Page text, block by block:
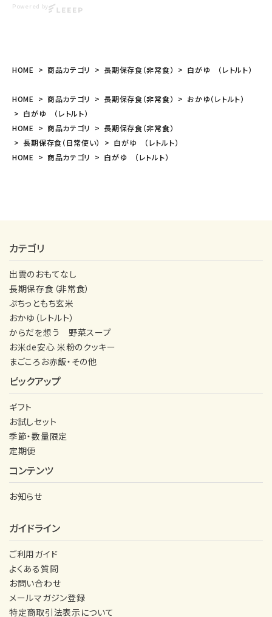
Powered by
HOME 商品カテゴリ 長期保存食（非常食） 白がゆ （レトルト）
HOME 商品カテゴリ 長期保存食（非常食）
おかゆ（レトルト）
白がゆ （レトルト）
HOME
商品カテゴリ
長期保存食（非常食）
長期保存食（日常使い）
白がゆ （レトルト）
HOME
商品カテゴリ 白がゆ （レトルト）
カテゴリ
出雲のおもてなし
長期保存食（非常食）
ぷちっともち玄米
おかゆ（レトルト）
からだを想う 野菜スープ
お米de安心 米粉のクッキー
まごころお赤飯・その他
ピックアップ
ギフト
お試しセット
季節・数量限定
定期便
コンテンツ
お知らせ
ガイドライン
ご利用ガイド
よくある質問
お問い合わせ
メールマガジン登録
特定商取引法表示について